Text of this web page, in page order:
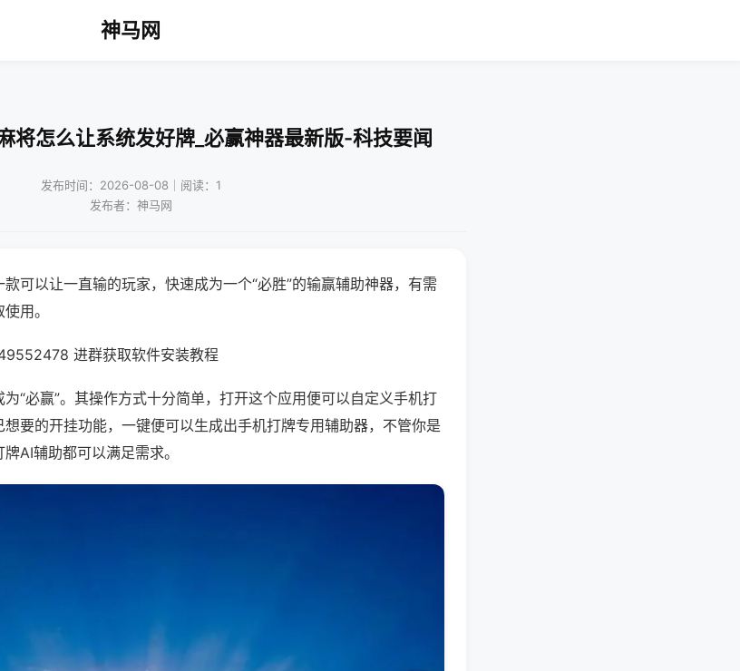
神马网
将怎么让系统发好牌_必赢神器最新版-科技要闻
发布时间：2026-08-08｜阅读：1
发布者：神马网
可以让一直输的玩家，快速成为一个“必胜”的输赢辅助神器，有需
用。
进群获取软件安装教程
“必赢”。其操作方式十分简单，打开这个应用便可以自定义手机打
要的开挂功能，一键便可以生成出手机打牌专用辅助器，不管你是
AI辅助都可以满足需求。